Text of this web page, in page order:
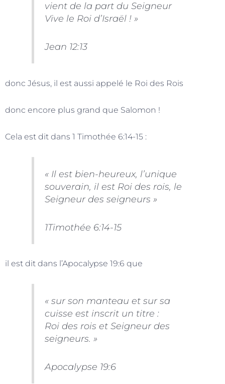
vient de la part du Seigneur
Vive le Roi d’Israël ! »
Jean 12:13
donc Jésus, il est aussi appelé le Roi des Rois
donc encore plus grand que Salomon !
Cela est dit dans 1 Timothée 6:14-15 :
« Il est bien-heureux, l’unique
souverain, il est Roi des rois, le
Seigneur des seigneurs »
1Timothée 6:14-15
il est dit dans l’Apocalypse 19:6 que
« sur son manteau et sur sa
cuisse est inscrit un titre :
Roi des rois et Seigneur des
seigneurs. »
Apocalypse 19:6